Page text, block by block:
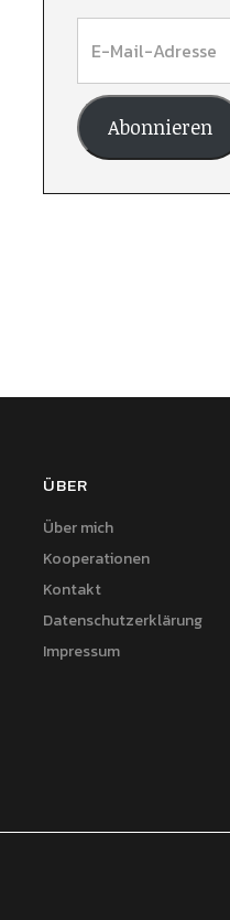
Abonnieren
ÜBER
Über mich
Kooperationen
Kontakt
Datenschutzerklärung
Impressum